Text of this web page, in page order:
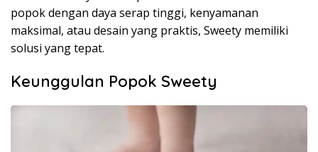
popok dengan daya serap tinggi, kenyamanan
maksimal, atau desain yang praktis, Sweety memiliki
solusi yang tepat.
Keunggulan Popok Sweety